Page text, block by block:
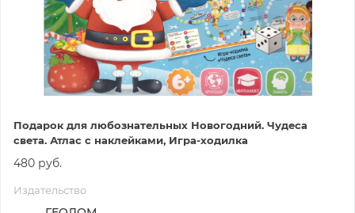
Подарок для любознательных Новогодний. Чудеса
света. Атлас с наклейками, Игра-ходилка
480 руб.
Издательство